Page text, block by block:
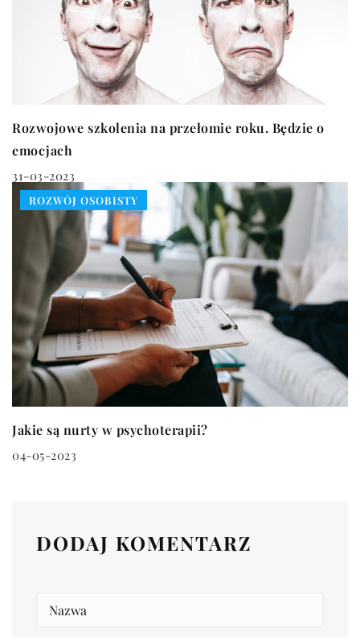
Rozwojowe szkolenia na przełomie roku. Będzie o
emocjach
31-03-2023
ROZWÓJ OSOBISTY
Jakie są nurty w psychoterapii?
04-05-2023
DODAJ KOMENTARZ